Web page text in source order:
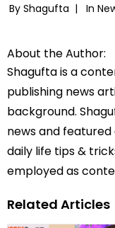
By Shagufta | In
About the Author:
Shagufta is a
publishing news
background.
news and
daily life tips &
employed as
Related Articles